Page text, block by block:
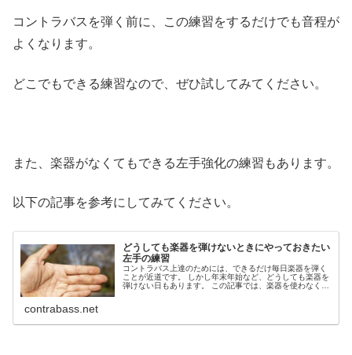
コントラバスを弾く前に、この練習をするだけでも音程が
よくなります。
どこでもできる練習なので、ぜひ試してみてください。
また、楽器がなくてもできる左手強化の練習もあります。
以下の記事を参考にしてみてください。
どうしても楽器を弾けないときにやっておきたい
左手の練習
コントラバス上達のためには、できるだけ毎日楽器を弾く
ことが近道です。 しかし年末年始など、どうしても楽器を
弾けない日もあります。 この記事では、楽器を使わなくて
contrabass.net